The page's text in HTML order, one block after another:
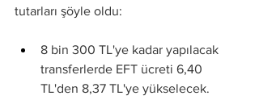
tutarları şöyle oldu:
8 bin 300 TL'ye kadar yapılacak
transferlerde EFT ücreti 6,40
TL'den 8,37 TL'ye yükselecek.